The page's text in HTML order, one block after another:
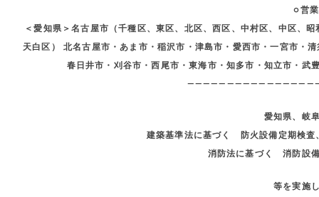
○営
＜愛知県＞名古屋市（千種区、東区、北区、西区、中村区、中区、
天白区） 北名古屋市・あま市・稲沢市・津島市・愛西市・一宮市・
春日井市・刈谷市・西尾市・東海市・知多市・知立市・武
愛知県、岐
建築基準法に基づく 防火設備定期検査
消防法に基づく 消防設
等を実施